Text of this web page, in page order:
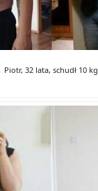
Piotr, 32 lata, schudł 10 kg